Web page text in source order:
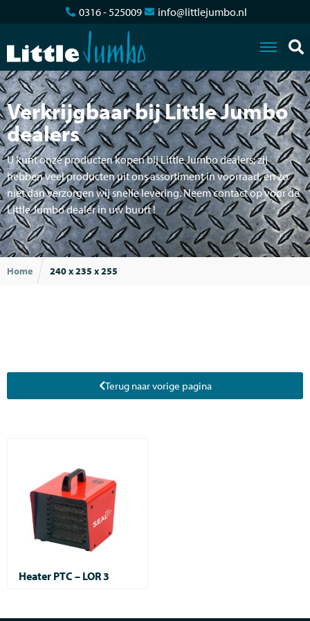
0316 - 525009 info@littlejumbo.nl
Verkrijgbaar bij Little Jumbo
dealers
U kunt onze producten kopen bij Little Jumbo dealers; zij
hebben veel producten uit ons assortiment in voorraad, en zo
niet dan verzorgen wij snelle levering. Neem contact op voor de
Little Jumbo dealer in uw buurt !
Home 240 x 235 x 255
Terug naar vorige pagina
Heater PTC – LOR 3